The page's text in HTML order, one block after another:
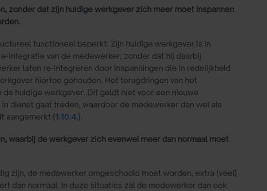
zonder dat zijn huidige werkgever zich meer moet inspannen
functioneel beperkt. Zijn huidige werkgever is in
integratie van de medewerker, zonder dat hij daarbij
laten re-integreren door inspanningen die in redelijkheid
hiertoe gehouden. Het terugdringen van het
huidige werkgever. Dit geldt niet voor een nieuwe
dienst gaat treden, waardoor de medewerker dan wel als
aangemerkt (1.10.4.).
waarbij de werkgever zich evenwel meer dan normaal moet
zijn, de medewerker omgeschoold moet worden, extra (veel)
dan normaal. In deze situaties zal de medewerker dan ook